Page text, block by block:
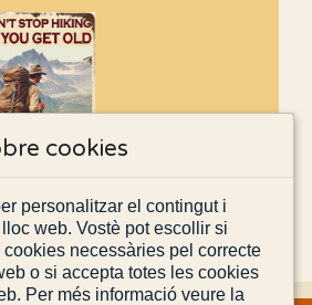
cookies
personalitzar el contingut i
web. Vostè pot escollir si
necessàries pel correcte
o si accepta totes les cookies
Per més informació veure la